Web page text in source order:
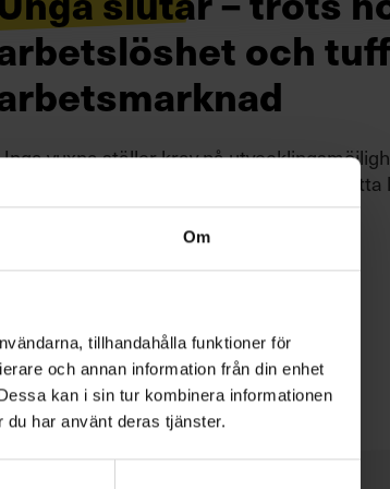
Om
tillhandahålla funktioner för
och annan information från din enhet
kan i sin tur kombinera informationen
har använt deras tjänster.
och tuff
vuxna ställer krav på
drabbas också av otydliga kravprofiler.
säger upp sig.Läs mer